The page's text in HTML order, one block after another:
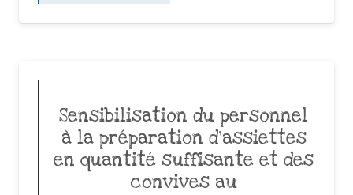
Sensibilisation du personnel
à la préparation d’assiettes
en quantité suffisante et des
convives au